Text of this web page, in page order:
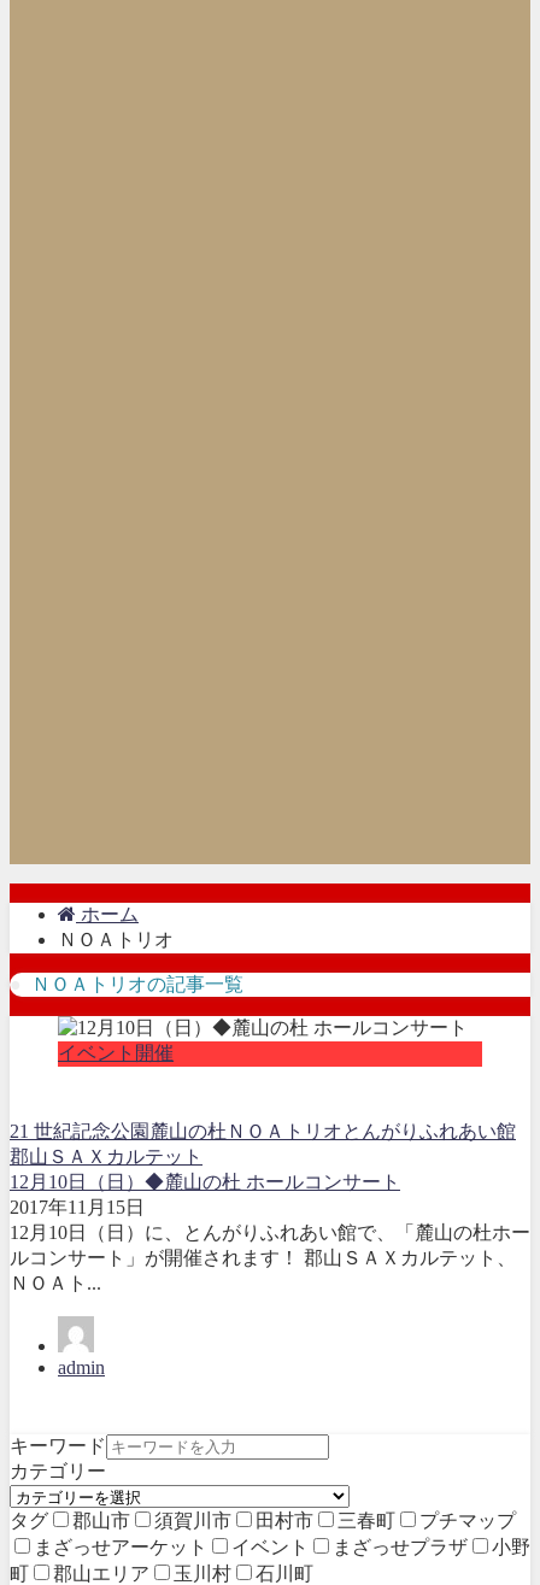
ホーム
ＮＯＡトリオ
ＮＯＡトリオの記事一覧
イベント開催
21 世紀記念公園麓山の杜 ＮＯＡトリオとんがりふれあい館
郡山ＳＡＸカルテット
12月10日（日）◆麓山の杜 ホールコンサート
2017年11月15日
12月10日（日）に、とんがりふれあい館で、「麓山の杜ホー
ルコンサート」が開催されます！ 郡山ＳＡＸカルテット、
ＮＯＡト...
admin
キーワード
カテゴリー
タグ 郡山市 須賀川市 田村市 三春町
プチマップ
まざっせアーケット
イベント まざっせプラザ
小野
町
郡山エリア 玉川村 石川町